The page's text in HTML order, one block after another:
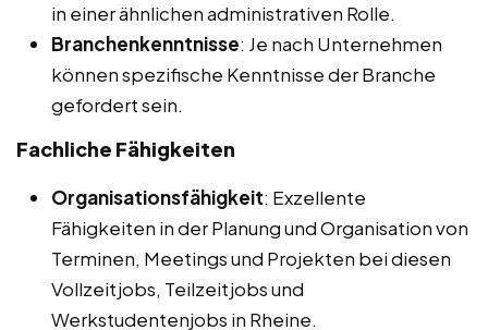
in einer ähnlichen administrativen Rolle.
Branchenkenntnisse: Je nach Unternehmen
können spezifische Kenntnisse der Branche
gefordert sein.
Fachliche Fähigkeiten
Organisationsfähigkeit: Exzellente
Fähigkeiten in der Planung und Organisation von
Terminen, Meetings und Projekten bei diesen
Vollzeitjobs, Teilzeitjobs und
Werkstudentenjobs in Rheine.